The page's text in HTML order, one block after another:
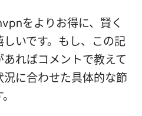
をよりお得に、賢く
いです。もし、この記
ればコメントで教えて
況に合わせた具体的な節